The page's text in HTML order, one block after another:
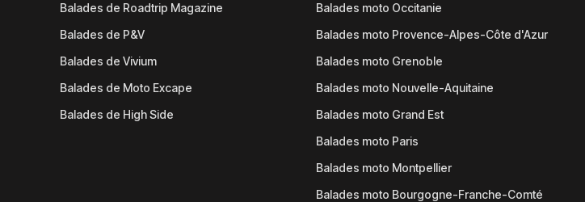
Balades de Roadtrip Magazine
Balades de P&V
Balades de Vivium
Balades de Moto Excape
Balades de High Side
Balades moto Occitanie
Balades moto Provence-Alpes-Côte d'Azur
Balades moto Grenoble
Balades moto Nouvelle-Aquitaine
Balades moto Grand Est
Balades moto Paris
Balades moto Montpellier
Balades moto Bourgogne-Franche-Comté